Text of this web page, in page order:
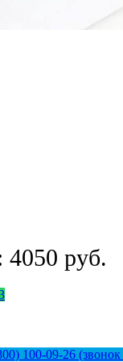
4050 руб.
100-09-26